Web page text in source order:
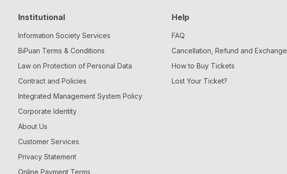
Institutional
Information Society Services
BiPuan Terms & Conditions
Law on Protection of Personal Data
Contract and Policies
Integrated Management System Policy
Corporate Identity
About Us
Customer Services
Privacy Statement
Online Payment Terms
Help
FAQ
Cancellation, Refund and Exchange
How to Buy Tickets
Lost Your Ticket?